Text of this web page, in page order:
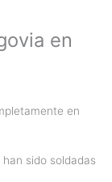
en
en
sido soldadas